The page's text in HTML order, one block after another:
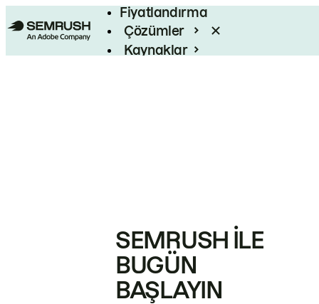
Fiyatlandırma
Çözümler
Kaynaklar
SEMRUSH ILE
BUGÜN
BAŞLAYIN